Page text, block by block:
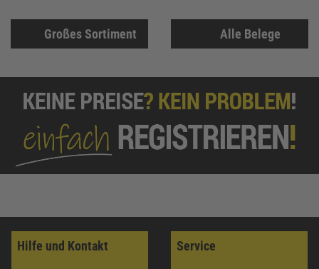
Großes Sortiment Alle Belege
Hilfe und Kontakt Service